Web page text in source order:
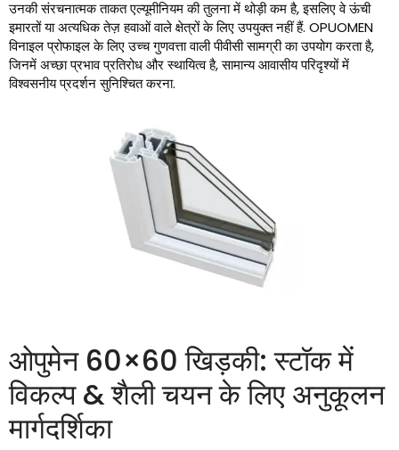
उनकी संरचनात्मक ताकत एल्यूमीनियम की तुलना में थोड़ी कम है, इसलिए वे ऊंची
इमारतों या अत्यधिक तेज़ हवाओं वाले क्षेत्रों के लिए उपयुक्त नहीं हैं. OPUOMEN
विनाइल प्रोफाइल के लिए उच्च गुणवत्ता वाली पीवीसी सामग्री का उपयोग करता है,
जिनमें अच्छा प्रभाव प्रतिरोध और स्थायित्व है, सामान्य आवासीय परिदृश्यों में
विश्वसनीय प्रदर्शन सुनिश्चित करना.
ओपुमेन 60×60 खिड़की: स्टॉक में
विकल्प & शैली चयन के लिए अनुकूलन
मार्गदर्शिका